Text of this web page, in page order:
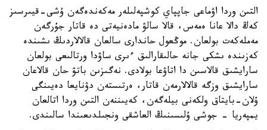
التىن وردا اۋماعى جاپپاي كوشپەلىلەر مەكەندەگەن ۇشى-قيىرسىز
كەڭ دالا عانا ەمەس، قالا سالۋ مادەنيەتى دە قاتار جۇرگەن
مەملەكەت بولعان. موڭعول حاندارى سالعان قالالاردىڭ ىشىندە
كەزىندە ىشكى جانە حالىقارالىق ءىرى ساۋدا ورتالىعى بولعان
سارايشىق قالاسىن دا اتاۋعا بولادى. نەگىزىن باتۋ حان قالاعان
سارايشىق وزگە قالالارمەن قاتار، ەرتىستەن دۋنايعا دەيىنگى
ۇلان-بايتاق ولكەنى بيلەگەن، كەيىننەن التىن وردا اتالعان
يمپەريا - جوشى ۇلىسىنىڭ العاشقى ونجىلدىعىندا سالىندى.